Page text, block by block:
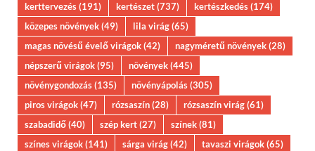
kerttervezés(191) kertészet(737) kertészkedés(174)
közepes növények(49) lila virág(65)
magas növésű évelő virágok(42) nagyméretű növények(28)
népszerű virágok(95) növények(445)
növénygondozás(135) növényápolás(305)
piros virágok(47) rózsaszín(28) rózsaszín virág(61)
szabadidő(40) szép kert(27) színek(81)
színes virágok(141) sárga virág(42) tavaszi virágok(65)